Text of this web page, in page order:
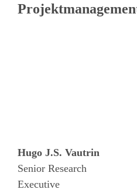
Hugo J.S. Vautrin
Senior Research
Executive